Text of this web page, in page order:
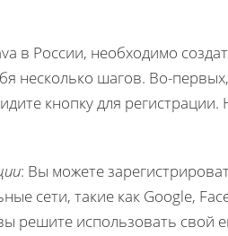
в России, необходимо
несколько шагов. Во-
кнопку для
: Вы можете
сети, такие как Google,
решите использовать свой